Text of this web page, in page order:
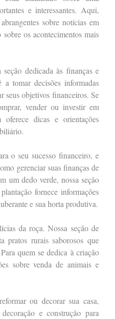
e interessantes. Aqui,
sobre notícias em
os acontecimentos mais
dedicada às finanças e
a tomar decisões informadas
seus objetivos financeiros. Se
vender ou investir em
oferece dicas e orientações
o seu sucesso financeiro, e
gerenciar suas finanças de
um dedo verde, nossa seção
fornece informações
e sua horta produtiva.
da roça. Nossa seção de
pratos rurais saborosos que
quem se dedica à criação
sobre venda de animais e
ou decorar sua casa,
e construção para